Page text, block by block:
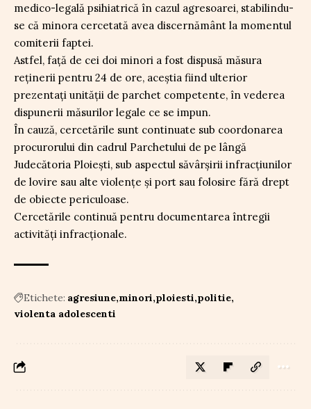
medico-legală psihiatrică în cazul agresoarei, stabilindu-
se că minora cercetată avea discernământ la momentul
comiterii faptei.
Astfel, față de cei doi minori a fost dispusă măsura
reținerii pentru 24 de ore, aceștia fiind ulterior
prezentați unității de parchet competente, în vederea
dispunerii măsurilor legale ce se impun.
În cauză, cercetările sunt continuate sub coordonarea
procurorului din cadrul Parchetului de pe lângă
Judecătoria Ploiești, sub aspectul săvârșirii infracțiunilor
de lovire sau alte violențe și port sau folosire fără drept
de obiecte periculoase.
Cercetările continuă pentru documentarea întregii
activități infracționale.
Etichete: agresiune minori ploiesti politie
violenta adolescenti